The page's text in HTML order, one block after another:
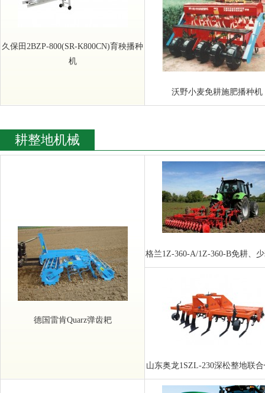
久保田2BZP-800(SR-K800CN)育秧播种
机
沃野小麦免耕施肥播种机
耕整地机械
德国雷肯Quarz弹齿耙
格兰1Z-360-A/1Z-360-B免耕、
山东奥龙1SZL-230深松整地联